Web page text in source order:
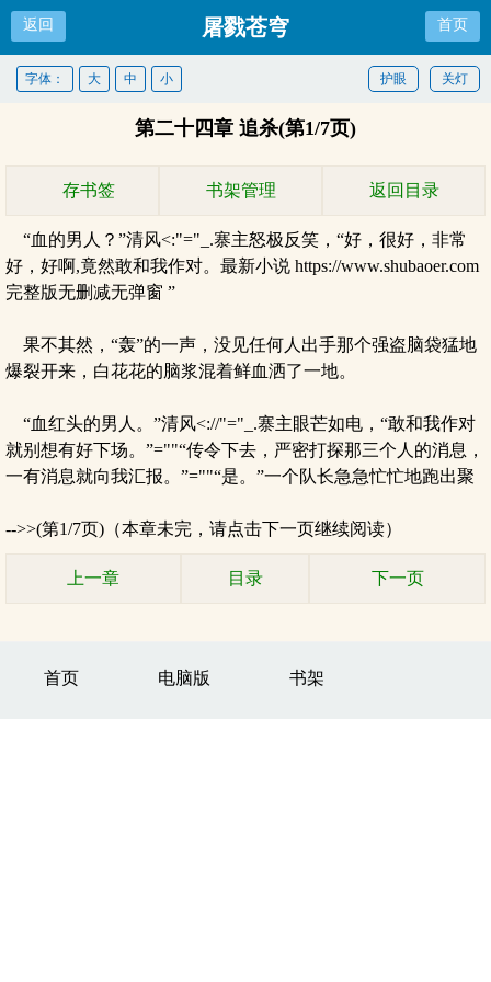
返回 屠戮苍穹 首页
关灯
护眼
字体： 大 中 小
第二十四章 追杀(第1/7页)
存书签 书架管理 返回目录
“血的男人？”清风<:"="_.寨主怒极反笑，“好，很好，非常
好，好啊,竟然敢和我作对。最新小说 https://www.shubaoer.com
完整版无删减无弹窗 ”
果不其然，“轰”的一声，没见任何人出手那个强盗脑袋猛地
爆裂开来，白花花的脑浆混着鲜血洒了一地。
“血红头的男人。”清风<://"="_.寨主眼芒如电，“敢和我作对
就别想有好下场。”=""“传令下去，严密打探那三个人的消息，
一有消息就向我汇报。”=""“是。”一个队长急急忙忙地跑出聚
-->>(第1/7页)（本章未完，请点击下一页继续阅读）
上一章 目录 下一页
首页 电脑版 书架